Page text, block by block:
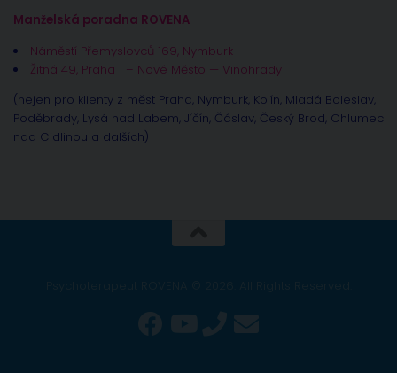
Manželská poradna ROVENA
Náměstí Přemyslovců 169, Nymburk
Žitná 49, Praha 1 – Nové Město — Vinohrady
(nejen pro klienty z měst Praha, Nymburk, Kolín, Mladá Boleslav,
Poděbrady, Lysá nad Labem, Jíčín, Čáslav, Český Brod, Chlumec
nad Cidlinou a dalších)